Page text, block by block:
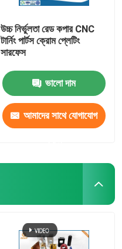
উচ্চ নির্ভুলতা রেড কপার CNC
টার্নিং পার্টস ক্রোম প্লেটিং
সারফেস
ভালো দাম
আমাদের সাথে যোগাযোগ